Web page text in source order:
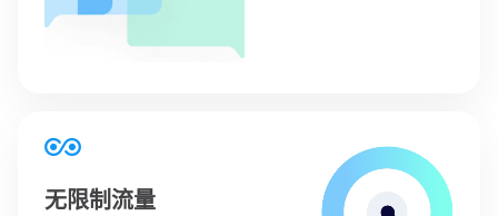
无限制流量